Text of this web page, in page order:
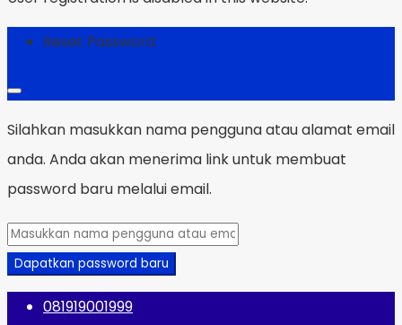
Reset Password
Silahkan masukkan nama pengguna atau alamat email
anda. Anda akan menerima link untuk membuat
password baru melalui email.
Dapatkan password baru
081919001999